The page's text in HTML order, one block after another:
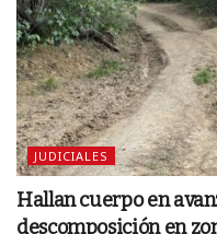
JUDICIALES
Hallan cuerpo en
descomposición en